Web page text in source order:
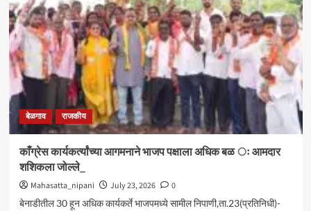
बेळगाव राजकीय
काँग्रेस कार्यकर्त्यांच्या आगमनाने भाजप पक्षाला अधिक बळ ः आमदार
शशिकला जोल्ले_
Mahasatta_nipani July 23, 2026
0
बेनाडीतील 30 हून अधिक कार्यकर्ते भाजपमध्ये सामील निपाणी,ता.23(प्रतिनिधी)-